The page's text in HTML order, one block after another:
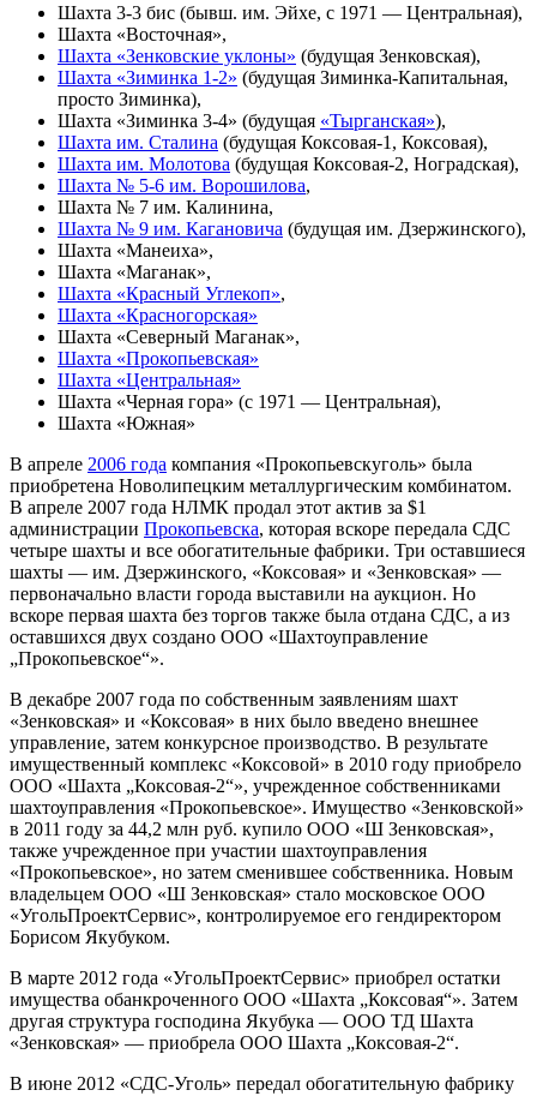
Шахта 3-3 бис (бывш. им. Эйхе, с 1971 — Центральная),
Шахта «Восточная»,
Шахта «Зенковские уклоны» (будущая Зенковская),
Шахта «Зиминка 1-2» (будущая Зиминка-Капитальная,
просто Зиминка),
Шахта «Зиминка 3-4» (будущая «Тырганская»),
Шахта им. Сталина (будущая Коксовая-1, Коксовая),
Шахта им. Молотова (будущая Коксовая-2, Ноградская),
Шахта № 5-6 им. Ворошилова,
Шахта № 7 им. Калинина,
Шахта № 9 им. Кагановича (будущая им. Дзержинского),
Шахта «Манеиха»,
Шахта «Маганак»,
Шахта «Красный Углекоп»,
Шахта «Красногорская»
Шахта «Северный Маганак»,
Шахта «Прокопьевская»
Шахта «Центральная»
Шахта «Черная гора» (с 1971 — Центральная),
Шахта «Южная»
В апреле 2006 года компания «Прокопьевскуголь» была
приобретена Новолипецким металлургическим комбинатом.
В апреле 2007 года НЛМК продал этот актив за $1
администрации Прокопьевска, которая вскоре передала СДС
четыре шахты и все обогатительные фабрики. Три оставшиеся
шахты — им. Дзержинского, «Коксовая» и «Зенковская» —
первоначально власти города выставили на аукцион. Но
вскоре первая шахта без торгов также была отдана СДС, а из
оставшихся двух создано ООО «Шахтоуправление
„Прокопьевское“».
В декабре 2007 года по собственным заявлениям шахт
«Зенковская» и «Коксовая» в них было введено внешнее
управление, затем конкурсное производство. В результате
имущественный комплекс «Коксовой» в 2010 году приобрело
ООО «Шахта „Коксовая-2“», учрежденное собственниками
шахтоуправления «Прокопьевское». Имущество «Зенковской»
в 2011 году за 44,2 млн руб. купило ООО «Ш Зенковская»,
также учрежденное при участии шахтоуправления
«Прокопьевское», но затем сменившее собственника. Новым
владельцем ООО «Ш Зенковская» стало московское ООО
«УгольПроектСервис», контролируемое его гендиректором
Борисом Якубуком.
В марте 2012 года «УгольПроектСервис» приобрел остатки
имущества обанкроченного ООО «Шахта „Коксовая“». Затем
другая структура господина Якубука — ООО ТД Шахта
«Зенковская» — приобрела ООО Шахта „Коксовая-2“.
В июне 2012 «СДС-Уголь» передал обогатительную фабрику